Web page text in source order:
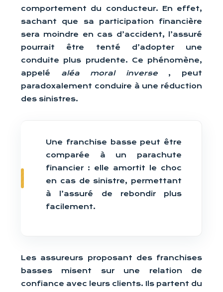
comportement du conducteur. En effet,
sachant que sa participation financière
sera moindre en cas d’accident, l’assuré
pourrait être tenté d’adopter une
conduite plus prudente. Ce phénomène,
appelé aléa moral inverse , peut
paradoxalement conduire à une réduction
des sinistres.
Une franchise basse peut être
comparée à un parachute
financier : elle amortit le choc
en cas de sinistre, permettant
à l’assuré de rebondir plus
facilement.
Les assureurs proposant des franchises
basses misent sur une relation de
confiance avec leurs clients. Ils partent du